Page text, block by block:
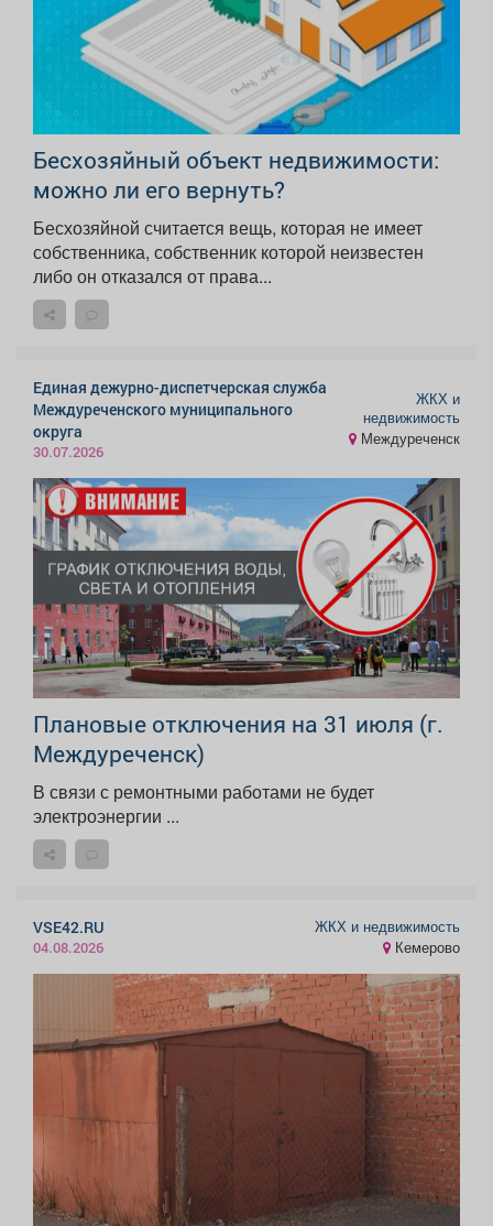
Бесхозяйный объект недвижимости:
можно ли его вернуть?
Бесхозяйной считается вещь, которая не имеет
собственника, собственник которой неизвестен
либо он отказался от права...
Единая дежурно-диспетчерская служба
Междуреченского муниципального
округа
30.07.2026
ЖКХ и
недвижимость
Междуреченск
Плановые отключения на 31 июля (г.
Междуреченск)
В связи с ремонтными работами не будет
электроэнергии ...
VSE42.RU
04.08.2026
ЖКХ и недвижимость
Кемерово